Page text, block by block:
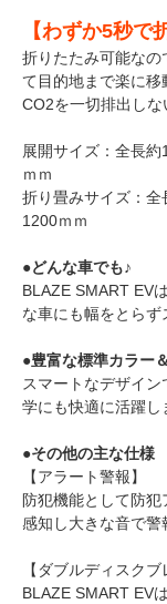
【わずか5秒で
折りたたみ可能な
て目的地まで楽に移
CO2を一切排出しな
展開サイズ：全長
ｍｍ
折り畳みサイズ：
1200ｍｍ
●どんな車でも♪
BLAZE SMART EV
な車にも幅をとらず
●豊富な標準カラー
スマートなデザイ
学にも快適に活躍し
●その他の主な仕様
【アラート警報】
防犯機能として防
感知し大きな音で警
【ダブルディスクブ
BLAZE SMART EV